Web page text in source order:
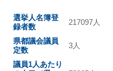
選挙人名簿登
録者数
217097人
県都議会議員
定数
3人
議員1人あたり